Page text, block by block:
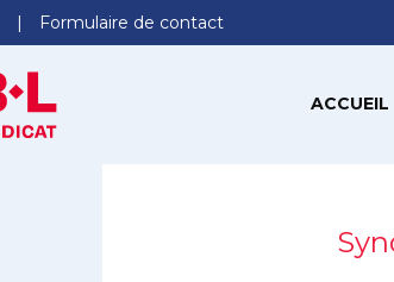
Formulaire de contact
ACCUEIL